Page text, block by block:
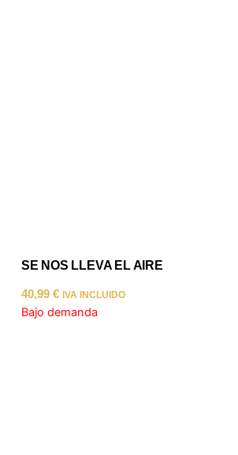
SE NOS LLEVA EL AIRE
40,99 € IVA INCLUIDO
Bajo demanda